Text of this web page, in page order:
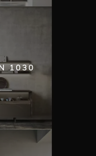
1030